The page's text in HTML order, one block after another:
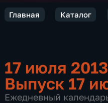
Главная Каталог
17 июля
Выпуск 17
Ежедневный